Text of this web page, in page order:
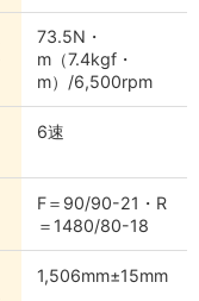
73.5N・
m（7.4kgf・
m）/6,500rpm
6速
F＝90/90-21・R
＝1480/80-18
1,506mm±15mm